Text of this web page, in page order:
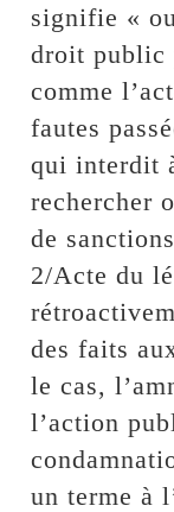
signifie «
droit public
comme
fautes
qui interdit
rechercher
de
2/Acte du
des faits
le cas,
l’action
un terme à